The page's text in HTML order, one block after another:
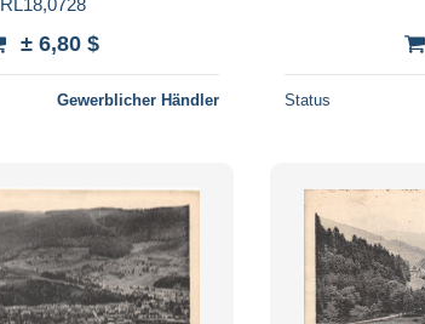
± 6,80 $
Gewerblicher Händler Status